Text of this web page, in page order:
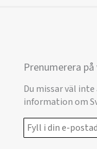
Prenumerera
Du missar väl
information om